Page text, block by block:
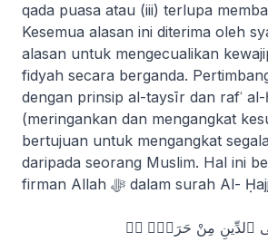
qada puasa atau (iii) terlupa
Kesemua alasan ini diterima oleh
alasan untuk mengecualikan
fidyah secara berganda.
dengan prinsip al-taysīr dan rafʿ
(meringankan dan mengangkat
bertujuan untuk mengangkat
daripada seorang Muslim. Hal ini
firman Allah ﷻ dalam surah Al- Ḥajj
فِى ٱلدِّينِ مِنْ حَرَجٍۢ ۚ﴾